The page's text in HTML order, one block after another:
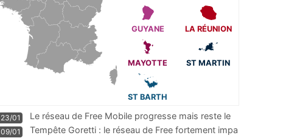
GUYANE LA RÉUNION
MAYOTTE ST MARTIN
ST BARTH
23/01
Le réseau de Free Mobile progresse mais reste le
m
...
09/01
Tempête Goretti : le réseau de Free fortement impa